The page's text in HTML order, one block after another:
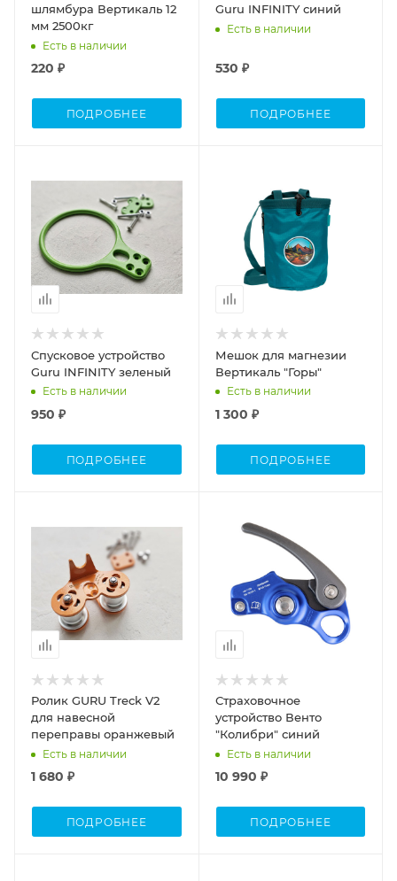
шлямбура Вертикаль 12
мм 2500кг
Есть в наличии
220 ₽
ПОДРОБНЕЕ
Guru INFINITY синий
Есть в наличии
530 ₽
ПОДРОБНЕЕ
Спусковое устройство
Guru INFINITY зеленый
Есть в наличии
950 ₽
ПОДРОБНЕЕ
Мешок для магнезии
Вертикаль "Горы"
Есть в наличии
1 300 ₽
ПОДРОБНЕЕ
Ролик GURU Treck V2
для навесной
переправы оранжевый
Есть в наличии
1 680 ₽
ПОДРОБНЕЕ
Страховочное
устройство Венто
"Колибри" синий
Есть в наличии
10 990 ₽
ПОДРОБНЕЕ